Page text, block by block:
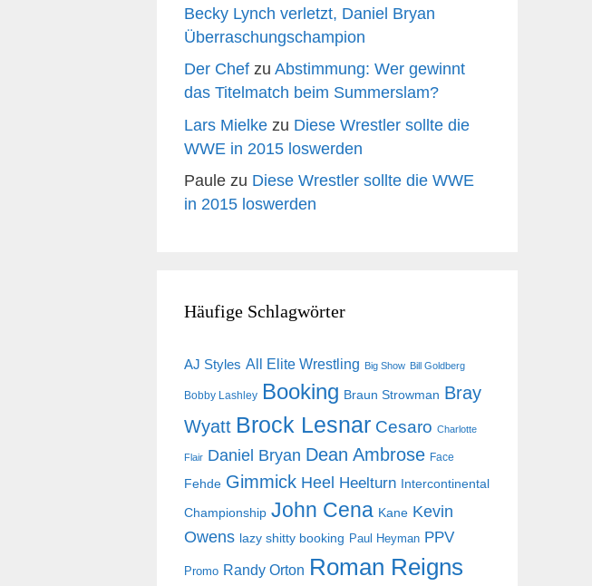
Becky Lynch verletzt, Daniel Bryan
Überraschungschampion
Der Chef zu Abstimmung: Wer gewinnt
das Titelmatch beim Summerslam?
Lars Mielke zu Diese Wrestler sollte die
WWE in 2015 loswerden
Paule zu Diese Wrestler sollte die WWE
in 2015 loswerden
Häufige Schlagwörter
AJ Styles All Elite Wrestling Big Show Bill Goldberg
Bobby Lashley Booking Braun Strowman Bray
Wyatt Brock Lesnar Cesaro Charlotte
Flair Daniel Bryan Dean Ambrose Face
Fehde Gimmick Heel Heelturn Intercontinental
Championship John Cena Kane Kevin
Owens lazy shitty booking Paul Heyman PPV
Promo Randy Orton Roman Reigns